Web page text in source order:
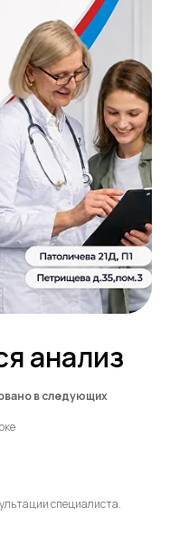
анализ
в следующих
специалиста.